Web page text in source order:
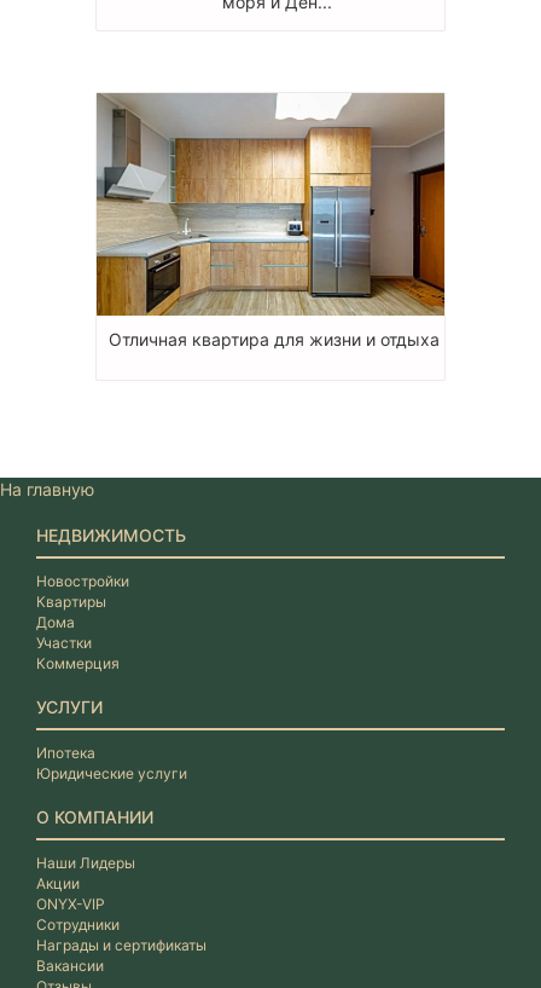
Отличная квартира для жизни и отдыха
На главную
НЕДВИЖИМОСТЬ
Новостройки
Квартиры
Дома
Участки
Коммерция
УСЛУГИ
Ипотека
Юридические услуги
О КОМПАНИИ
Наши Лидеры
Акции
ONYX-VIP
Сотрудники
Награды и сертификаты
Вакансии